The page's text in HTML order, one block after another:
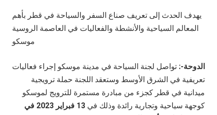
يهدف الحدث إلى تعريف صناع السفر والسياحة في قطر بأهم
المعالم السياحية والأنشطة والفعاليات في العاصمة الروسية
موسكو
الدوحة-: تواصل لجنة السياحة في مدينة موسكو إجراء فعاليات
تعريفية في الشرق الأوسط وستعقد اللجنة حملة ترويجية
ميدانية في قطر كجزء من مبادرة مستمرة للترويج لموسكو
كوجهة سياحية وتجارية رائدة وذلك في
13 فبراير 2023 في